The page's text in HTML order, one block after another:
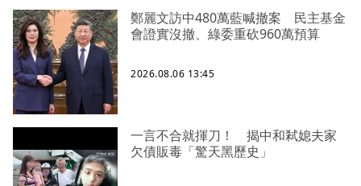
鄭麗文訪中480萬藍喊撤案 民主基金
會證實沒撤、綠委重砍960萬預算
2026.08.06 13:45
一言不合就揮刀！ 揭中和弒媳夫家
欠債販毒「驚天黑歷史」